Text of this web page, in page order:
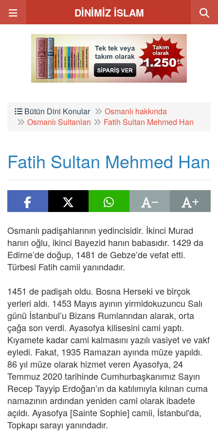
DİNİMİZ İSLAM
Bütün Dini Konular
Osmanlı hakkında
Osmanlı Sultanları
Fatih Sultan Mehmed Han
Fatih Sultan Mehmed Han
Osmanlı padişahlarının yedincisidir. İkinci Murad
hanın oğlu, ikinci Bayezid hanın babasıdır. 1429 da
Edirne’de doğup, 1481 de Gebze’de vefat etti.
Türbesi Fatih camii yanındadır.
1451 de padişah oldu. Bosna Herseki ve birçok
yerleri aldı. 1453 Mayıs ayının yirmidokuzuncu Salı
günü İstanbul’u Bizans Rumlarından alarak, orta
çağa son verdi. Ayasofya kilisesini cami yaptı.
Kıyamete kadar cami kalmasını yazılı vasiyet ve vakf
eyledi. Fakat, 1935 Ramazan ayında müze yapıldı.
86 yıl müze olarak hizmet veren Ayasofya, 24
Temmuz 2020 tarihinde Cumhurbaşkanımız Sayın
Recep Tayyip Erdoğan’ın da katılımıyla kılınan cuma
namazının ardından yeniden cami olarak ibadete
açıldı. Ayasofya [Sainte Sophie] camii, İstanbul'da,
Topkapı sarayı yanındadır.